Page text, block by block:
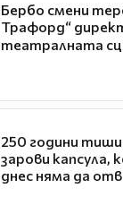
Бербо смени
Трафорд“
театралната
250 години
зарови капсула,
днес няма да